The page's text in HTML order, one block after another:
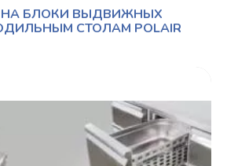
Пн..Пт: 9.00-18.00
НА БЛОКИ ВЫДВИЖНЫХ
СТОЛАМ POLAIR